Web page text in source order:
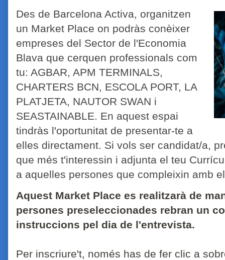
Des de Barcelona Activa, organitzen
un Market Place on podràs conèixer
empreses del Sector de l'Economia
Blava que cerquen professionals com
tu: AGBAR, APM TERMINALS,
CHARTERS BCN, ESCOLA PORT, LA
PLATJETA, NAUTOR SWAN i
SEASTAINABLE. En aquest espai
tindràs l'oportunitat de presentar-te a
elles directament. Si vols ser candidat/a,
que més t'interessin i adjunta el teu
a aquelles persones que compleixin amb
Aquest Market Place es realitzarà de
persones preseleccionades rebran un
instruccions pel dia de l'entrevista.
Per inscriure't, només has de fer clic a